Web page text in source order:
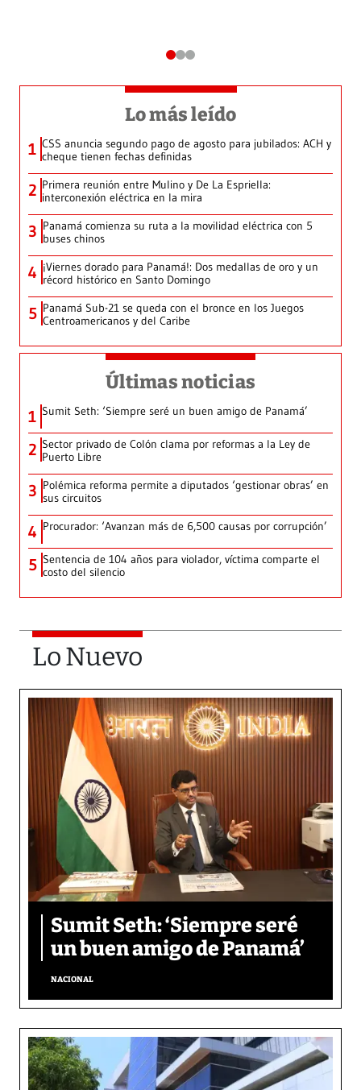
Lo más leído
1 CSS anuncia segundo pago de agosto para jubilados: ACH y
cheque tienen fechas definidas
2 Primera reunión entre Mulino y De La Espriella:
interconexión eléctrica en la mira
3 Panamá comienza su ruta a la movilidad eléctrica con 5
buses chinos
4 ¡Viernes dorado para Panamá!: Dos medallas de oro y un
récord histórico en Santo Domingo
5 Panamá Sub-21 se queda con el bronce en los Juegos
Centroamericanos y del Caribe
Últimas noticias
1 Sumit Seth: ‘Siempre seré un buen amigo de Panamá’
2 Sector privado de Colón clama por reformas a la Ley de
Puerto Libre
3 Polémica reforma permite a diputados ‘gestionar obras’ en
sus circuitos
4 Procurador: ‘Avanzan más de 6,500 causas por corrupción’
5 Sentencia de 104 años para violador, víctima comparte el
costo del silencio
Lo Nuevo
Sumit Seth: ‘Siempre seré
un buen amigo de Panamá’
NACIONAL